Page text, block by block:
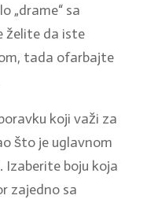
„drame“ sa
želite da iste
tada ofarbajte
koji važi za
što je uglavnom
Izaberite boju koja
zajedno sa